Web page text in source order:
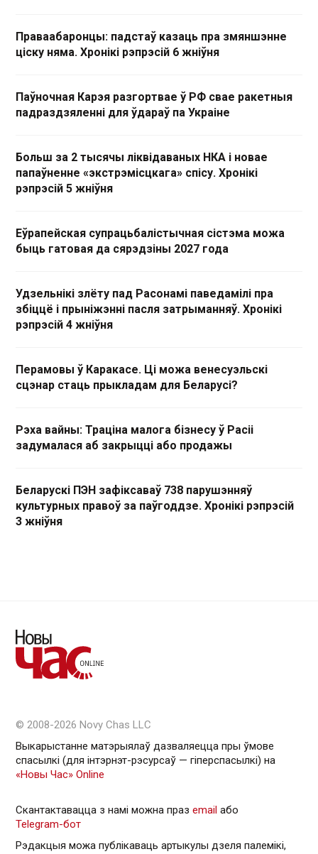
Праваабаронцы: падстаў казаць пра змяншэнне
ціску няма. Хронікі рэпрэсій 6 жніўня
Паўночная Карэя разгортвае ў РФ свае ракетныя
падраздзяленні для ўдараў па Украіне
Больш за 2 тысячы ліквідаваных НКА і новае
папаўненне «экстрэмісцкага» спісу. Хронікі
рэпрэсій 5 жніўня
Еўрапейская супрацьбалістычная сістэма можа
быць гатовая да сярэдзіны 2027 года
Удзельнікі злёту пад Расонамі паведамілі пра
збіццё і прыніжэнні пасля затрыманняў. Хронікі
рэпрэсій 4 жніўня
Перамовы ў Каракасе. Ці можа венесуэльскі
сцэнар стаць прыкладам для Беларусі?
Рэха вайны: Траціна малога бізнесу ў Расіі
задумалася аб закрыцці або продажы
Беларускі ПЭН зафіксаваў 738 парушэнняў
культурных правоў за паўгоддзе. Хронікі рэпрэсій
3 жніўня
© 2008-2026 Novy Chas LLC
Выкарыстанне матэрыялаў дазваляецца пры ўмове
спасылкі (для інтэрнэт-рэсурсаў — гiперспасылкi) на
«Новы Час» Online
Скантактавацца з намі можна праз email або
Telegram-бот
Рэдакцыя можа публікаваць артыкулы дзеля палемікі,